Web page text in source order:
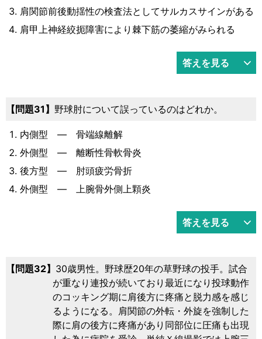
肩関節前後動揺性の検査法としてサルカスサインがある
肩甲上神経絞扼障害により棘下筋の萎縮がみられる
答えを見る
31 野球肘について誤っているのはどれか。
内側型 — 骨端線離解
外側型 — 離断性骨軟骨炎
後方型 — 肘頭疲労骨折
外側型 — 上腕骨外側上顆炎
答えを見る
32
30歳男性。野球歴20年の草野球の投手。試合
が重なり連投が続いており最近になり投球動作
のコッキング期に肩後方に疼痛と脱力感を感じ
るようになる。肩関節の外転・外旋を強制した
際に肩の後方に疼痛があり同部位に圧痛も出現